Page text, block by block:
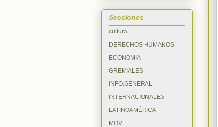
Secciones
cultura
DERECHOS HUMANOS
ECONOMIA
GREMIALES
INFO.GENERAL
INTERNACIONALES
LATINOAMÉRICA
MOV